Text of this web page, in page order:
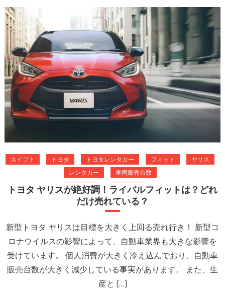
スイフト トヨタ トヨタレンタカー フィット
ヤリス
レンタカー
車両販売台数
トヨタ ヤリスが絶好調！ライバルフィットは？どれ
だけ売れている？
新型トヨタ ヤリスは目標を大きく上回る売れ行き！ 新型コ
ロナウイルスの影響によって、自動車業界も大きな影響を
受けています。 個人消費が大きく冷え込んでおり、自動車
販売台数が大きく減少している事実があります。 また、生
産と […]